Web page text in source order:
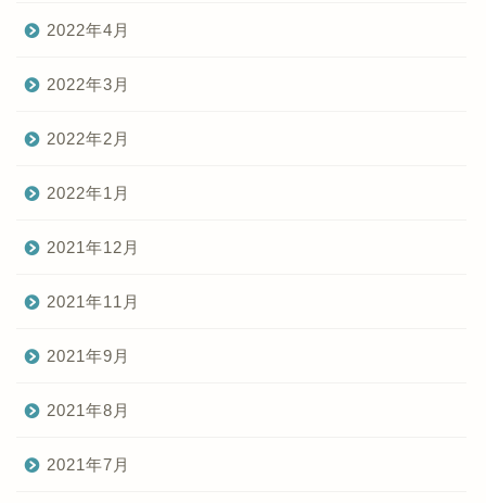
2022年4月
2022年3月
2022年2月
2022年1月
2021年12月
2021年11月
2021年9月
2021年8月
2021年7月